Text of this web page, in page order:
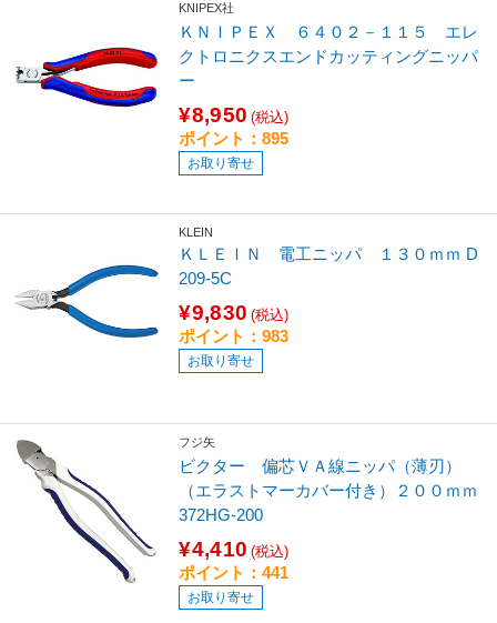
KNIPEX社
ＫＮＩＰＥＸ ６４０２－１１５ エレ
クトロニクスエンドカッティングニッパ
ー
¥8,950 (税込)
ポイント：895
お取り寄せ
KLEIN
ＫＬＥＩＮ 電工ニッパ １３０ｍｍ D
209-5C
¥9,830 (税込)
ポイント：983
お取り寄せ
フジ矢
ビクター 偏芯ＶＡ線ニッパ（薄刃）
（エラストマーカバー付き）２００ｍｍ
372HG-200
¥4,410 (税込)
ポイント：441
お取り寄せ